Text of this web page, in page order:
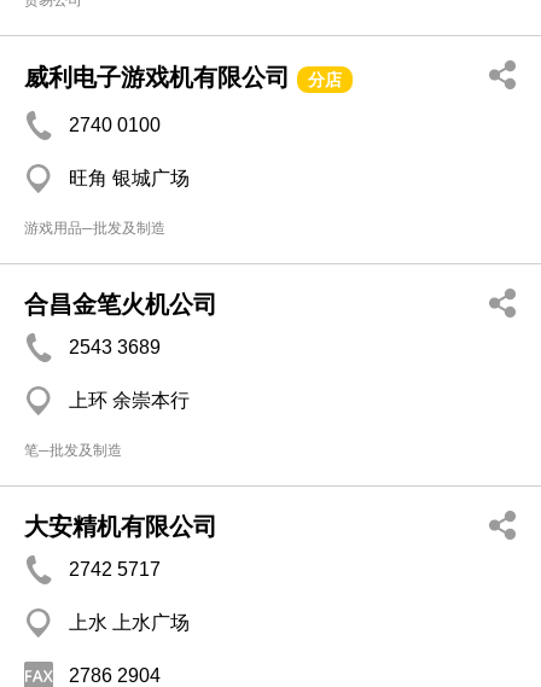
威利电子游戏机有限公司 分店
2740 0100
旺角 银城广场
游戏用品─批发及制造
合昌金笔火机公司
2543 3689
上环 余崇本行
笔─批发及制造
大安精机有限公司
2742 5717
上水 上水广场
2786 2904